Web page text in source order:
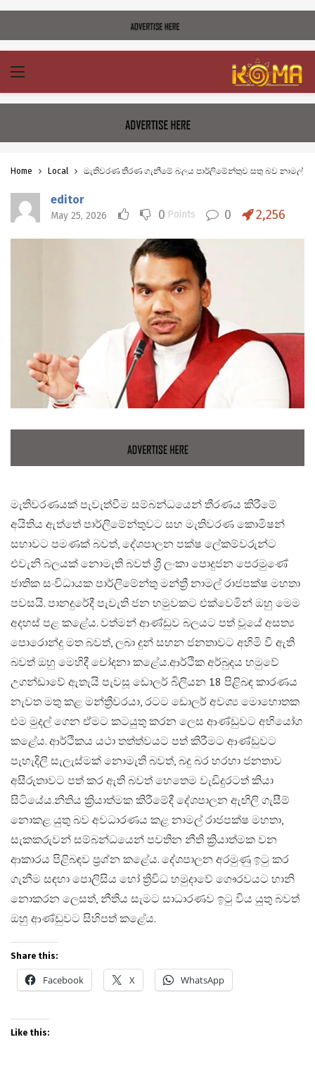
Home Local මැතිවරණ තීරණ ගැනීමේ බලය පාර්ලිමේන්තුව සතු බව නාමල්
editor
May 25, 2026 0 Points 0 2,256
මැතිවරණයක් පැවැත්වීම සම්බන්ධයෙන් තීරණය කිරීමේ
අයිතිය ඇත්තේ පාර්ලිමේන්තුවට සහ මැතිවරණ කොමිෂන්
සභාවට පමණක් බවත්, දේශපාලන පක්ෂ ලේකම්වරුන්ට
එවැනි බලයක් නොමැති බවත් ශ්‍රී ලංකා පොදුජන පෙරමුණේ
ජාතික සංවිධායක පාර්ලිමේන්තු මන්ත්‍රී නාමල් රාජපක්ෂ මහතා
පවසයි. පානදුරේදී පැවැති ජන හමුවකට එක්වෙමින් ඔහු මෙම
අදහස් පළ කළේය. වත්මන් ආණ්ඩුව බලයට පත් වූයේ අසත්‍ය
පොරොන්දු මත බවත්, ලබා දුන් සහන ජනතාවට අහිමි වී ඇති
බවත් ඔහු මෙහිදී චෝදනා කළේය.​ආර්ථික අර්බුදය හමුවේ
උගන්ඩාවේ ඇතැයි පැවසූ ඩොලර් බිලියන 18 පිළිබඳ කාරණය
නැවත මතු කළ මන්ත්‍රීවරයා, රටට ඩොලර් අවශ්‍ය මොහොතක
එම මුදල් ගෙන ඒමට කටයුතු කරන ලෙස ආණ්ඩුවට අභියෝග
කළේය. ආර්ථිකය යථා තත්ත්වයට පත් කිරීමට ආණ්ඩුවට
පැහැදිලි සැලැස්මක් නොමැති බවත්, බදු බර හරහා ජනතාව
අසීරුතාවට පත් කර ඇති බවත් හෙතෙම වැඩිදුරටත් කියා
සිටියේය.​නීතිය ක්‍රියාත්මක කිරීමේදී දේශපාලන ඇඟිලි ගැසීම්
නොකළ යුතු බව අවධාරණය කළ නාමල් රාජපක්ෂ මහතා,
සැකකරුවන් සම්බන්ධයෙන් පවතින නීති ක්‍රියාත්මක වන
ආකාරය පිළිබඳව ප්‍රශ්න කළේය. දේශපාලන අරමුණු ඉටු කර
ගැනීම සඳහා පොලිසිය හෝ ත්‍රිවිධ හමුදාවේ ගෞරවයට හානි
නොකරන ලෙසත්, නීතිය සැමට සාධාරණව ඉටු විය යුතු බවත්
ඔහු ආණ්ඩුවට සිහිපත් කළේය.
Share this:
Facebook X WhatsApp
Like this: